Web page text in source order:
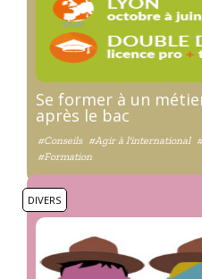
Se former à un
après le bac
#Conseils #Agir à l'international
#Formation
DIVERS